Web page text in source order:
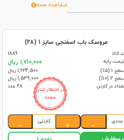
مشاهده همه
در انتظار شارژ
مجدد
عروسک باب اسفنجی سایز 1 (28)
کالا
1889
پایه
1,710,000 ریال
1 (۵٪)
1,624,500 ریال
2 (۱۰٪)
1,539,000 ریال
در کارتن
28 عدد
عددی
−
+
کارتنی
−